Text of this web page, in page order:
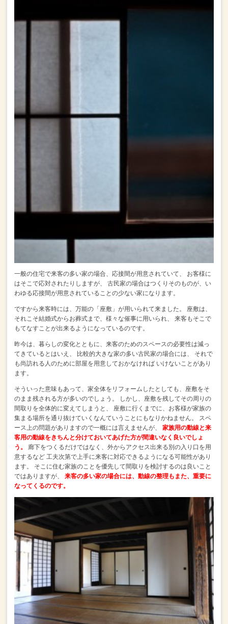
一般の住宅で来客の多い家の場合、応接間が用意されていて、
お客様に
はそこで応対されたりしますが、
古民家の場合はつくりそのものが、い
わゆる応接間が用意されていることの少ない家になります。
ですから来客時には、万能の「座敷」が用いられて来ました。
座敷は、
それこそ結婚式からお葬式まで、様々な催事に用いられ、
来客もそこで
もてなすことが出来るようになっているのです。
昨今は、暮らしの変化とともに、来客のためのスペースの必要性は減っ
てきているとはいえ、
比較的大きな家の多い古民家の場合には、
それで
も尚訪れる人のために部屋を用意しておかなければ いけないことがあり
ます。
そういった意味もあって、家全体をリフォームしたとしても、座敷をそ
のまま残される方が多いのでしょう。
しかし、座敷を残してその周りの
間取りを全体的に変えてしまうと、
座敷に行くまでに、お客様が家族の
集まる場所を通り抜けていくなんていうことにもなりかねません。
スペ
ース上の問題がありますので一概には言えませんが、
家族用の動線と来
客用の動線をきちんと分けておいてあげた方が間違いなく良いでしょ
う。
廊下をつくるだけではなく、外からアクセス出来る別の入り口を用
意するなど 工夫次第で上手に来客に対応できるようになる可能性があり
ます。
そこに住む家族のことを優先して間取りを検討するのは良いこと
ではありますが、
来客の多い家の場合には、動線の整理もまた、重要に
なってくるのです。